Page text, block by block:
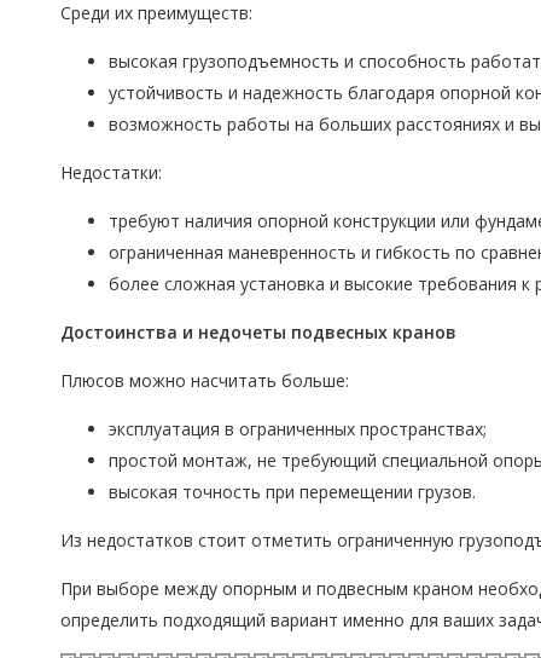
Среди их преимуществ:
высокая грузоподъемность и способность
устойчивость и надежность благодаря опорной
возможность работы на больших расстояниях и
Недостатки:
требуют наличия опорной конструкции или
ограниченная маневренность и гибкость по
более сложная установка и высокие требования к
Достоинства и недочеты подвесных кранов
Плюсов можно насчитать больше:
эксплуатация в ограниченных пространствах;
простой монтаж, не требующий специальной
высокая точность при перемещении грузов.
Из недостатков стоит отметить ограниченную
При выборе между опорным и подвесным краном
определить подходящий вариант именно для ваших